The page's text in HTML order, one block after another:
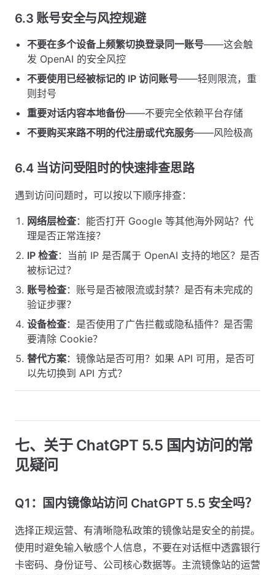
6.3 账号安全与风控规避
不要在多个设备上频繁切换登录同一账号——这会触
发 OpenAI 的安全风控
不要使用已经被标记的 IP 访问账号——轻则限流，重
则封号
重要对话内容本地备份——不要完全依赖平台存储
不要购买来路不明的代注册或代充服务——风险极高
6.4 当访问受阻时的快速排查思路
遇到访问问题时，可以按以下顺序排查：
网络层检查：能否打开 Google 等其他海外网站？代
理是否正常连接？
IP 检查：当前 IP 是否属于 OpenAI 支持的地区？是否
被标记过？
账号检查：账号是否被限流或封禁？是否有未完成的
验证步骤？
设备检查：是否使用了广告拦截或隐私插件？是否需
要清除 Cookie？
替代方案：镜像站是否可用？如果 API 可用，是否可
以先切换到 API 方式？
七、关于 ChatGPT 5.5 国内访问的常
见疑问
Q1：国内镜像站访问 ChatGPT 5.5 安全吗？
选择正规运营、有清晰隐私政策的镜像站是安全的前提。
使用时避免输入敏感个人信息，不要在对话框中透露银行
卡密码、身份证号、公司核心数据等。主流镜像站的运营